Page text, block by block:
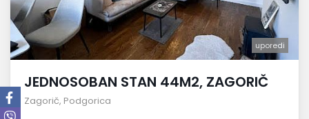
uporedi
JEDNOSOBAN STAN 44M2, ZAGORIČ
Zagorič, Podgorica